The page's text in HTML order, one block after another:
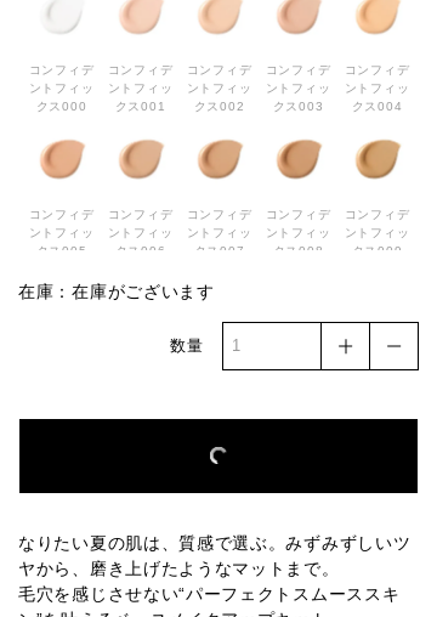
コンフィデ
ントフィッ
クス000
コンフィデ
ントフィッ
クス001
コンフィデ
ントフィッ
クス002
コンフィデ
ントフィッ
クス003
コンフィデ
ントフィッ
クス004
コンフィデ
ントフィッ
クス005
コンフィデ
ントフィッ
クス006
コンフィデ
ントフィッ
クス007
コンフィデ
ントフィッ
クス008
コンフィデ
ントフィッ
クス009
リフトグロ
在庫：在庫がございます
数量
なりたい夏の肌は、質感で選ぶ。みずみずしいツ
ヤから、磨き上げたようなマットまで。
毛穴を感じさせない“パーフェクトスムーススキ